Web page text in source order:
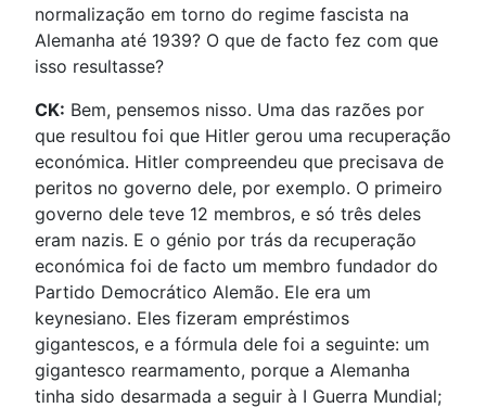
normalização em torno do regime fascista na
Alemanha até 1939? O que de facto fez com que
isso resultasse?
CK: Bem, pensemos nisso. Uma das razões por
que resultou foi que Hitler gerou uma recuperação
económica. Hitler compreendeu que precisava de
peritos no governo dele, por exemplo. O primeiro
governo dele teve 12 membros, e só três deles
eram nazis. E o génio por trás da recuperação
económica foi de facto um membro fundador do
Partido Democrático Alemão. Ele era um
keynesiano. Eles fizeram empréstimos
gigantescos, e a fórmula dele foi a seguinte: um
gigantesco rearmamento, porque a Alemanha
tinha sido desarmada a seguir à I Guerra Mundial;